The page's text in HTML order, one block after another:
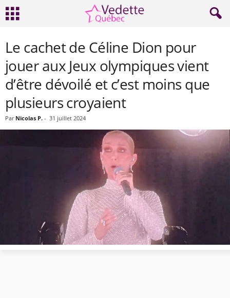
Le cachet de Céline Dion pour
jouer aux Jeux olympiques vient
d’être dévoilé et c’est moins que
plusieurs croyaient
Par Nicolas P. - 31 juillet 2024